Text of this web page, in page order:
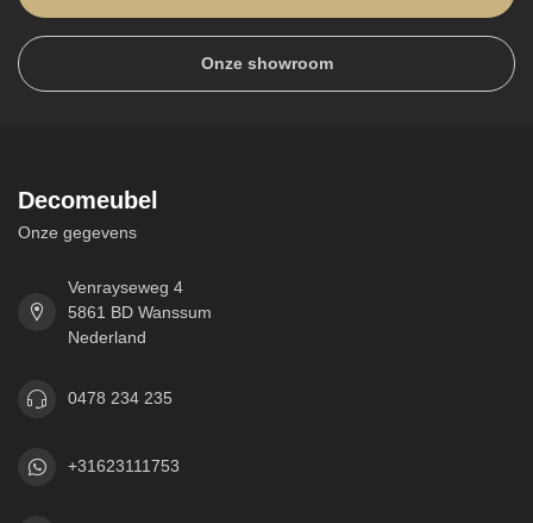
Onze showroom
Decomeubel
Onze gegevens
Venrayseweg 4
5861 BD Wanssum
Nederland
0478 234 235
+31623111753